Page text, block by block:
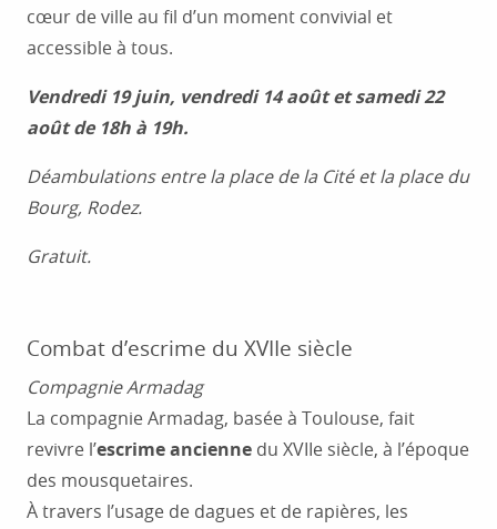
cœur de ville au fil d’un moment convivial et
accessible à tous.
Vendredi 19 juin, vendredi 14 août et samedi 22
août de 18h à 19h.
Déambulations entre la place de la Cité et la place du
Bourg, Rodez.
Gratuit.
Combat d’escrime du XVIIe siècle
Compagnie Armadag
La compagnie Armadag, basée à Toulouse, fait
revivre l’escrime ancienne du XVIIe siècle, à l’époque
des mousquetaires.
À travers l’usage de dagues et de rapières, les